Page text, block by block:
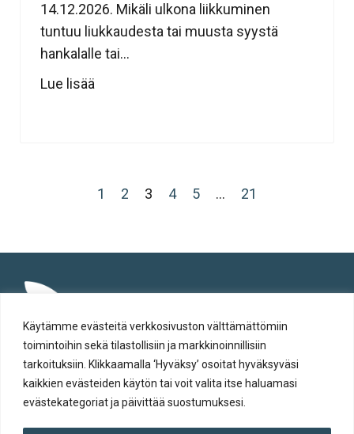
Käytämme evästeitä verkkosivuston välttämättömiin
toimintoihin sekä tilastollisiin ja markkinoinnillisiin
tarkoituksiin. Klikkaamalla ‘Hyväksy’ osoitat hyväksyväsi
kaikkien evästeiden käytön tai voit valita itse haluamasi
evästekategoriat ja päivittää suostumuksesi.
14.12.2026. Mikäli ulkona liikkuminen
tuntuu liukkaudesta tai muusta syystä
hankalalle tai...
Lue lisää
1 2 3 4 5 … 21